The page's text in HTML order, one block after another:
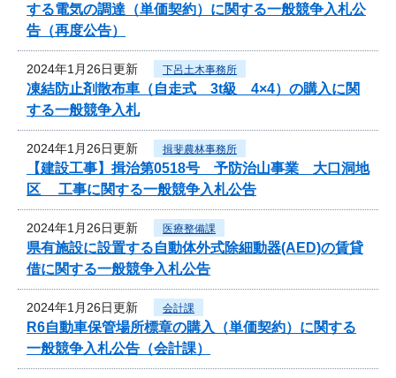
する電気の調達（単価契約）に関する一般競争入札公
告（再度公告）
2024年1月26日更新 下呂土木事務所
凍結防止剤散布車（自走式 3t級 4×4）の購入に関
する一般競争入札
2024年1月26日更新 揖斐農林事務所
【建設工事】揖治第0518号 予防治山事業 大口洞地
区 工事に関する一般競争入札公告
2024年1月26日更新 医療整備課
県有施設に設置する自動体外式除細動器(AED)の賃貸
借に関する一般競争入札公告
2024年1月26日更新 会計課
R6自動車保管場所標章の購入（単価契約）に関する
一般競争入札公告（会計課）